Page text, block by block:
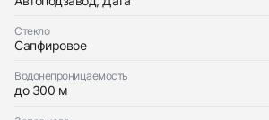
Стекло
Сапфировое
Водонепроницаемость
до 300 м